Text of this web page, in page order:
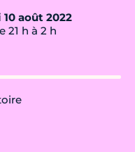
août 2022
21 h à 2 h